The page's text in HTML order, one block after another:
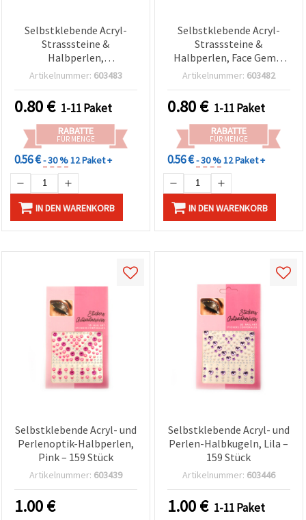
Selbstklebende Acryl-
Strasssteine &
Halbperlen,
Gesichtsschmuck/Face
Artikelnummer: 603483
0.80€ 1-11 Paket
RABATTE
FÜR MENGE
0.56 €- 30 %12 Paket +
IN DEN WARENKORB
Selbstklebende Acryl-
Strasssteine &
Halbperlen, Face Gems,
Blau – 124 Stück
Artikelnummer: 603482
0.80€ 1-11 Paket
RABATTE
FÜR MENGE
0.56 €- 30 %12 Paket +
IN DEN WARENKORB
Selbstklebende Acryl- und
Perlenoptik-Halbperlen,
Pink – 159 Stück
Artikelnummer: 603439
1.00€
Selbstklebende Acryl- und
Perlen-Halbkugeln, Lila –
159 Stück
Artikelnummer: 603446
1.00€ 1-11 Paket